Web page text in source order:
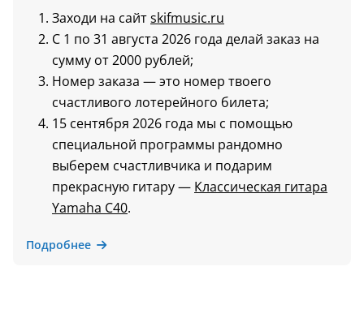
Заходи на сайтskifmusic.ru
С 1 по 31 августа 2026 года делай заказ на
сумму от 2000 рублей;
Номер заказа — это номер твоего
счастливого лотерейного билета;
15 сентября 2026 года мы с помощью
специальной программы рандомно
выберем счастливчика и подарим
прекрасную гитару — Классическая гитара
Yamaha C40.
Подробнее